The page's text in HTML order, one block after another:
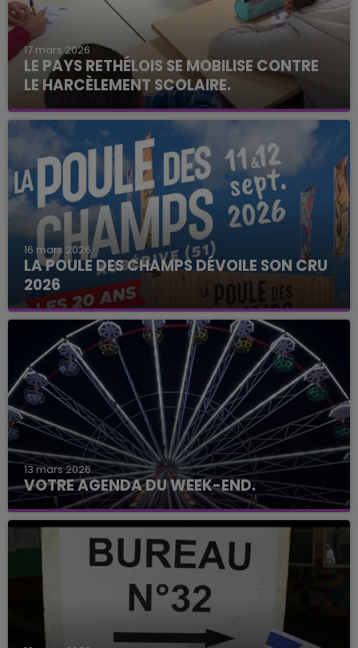
17 mars 2026
LE PAYS RETHÉLOIS SE MOBILISE CONTRE
LE HARCÈLEMENT SCOLAIRE.
16 mars 2026
LA POULE DES CHAMPS DÉVOILE SON CRU
2026
13 mars 2026
VOTRE AGENDA DU WEEK-END.